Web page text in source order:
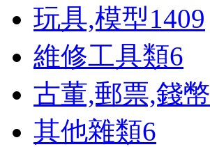
玩具,模型1409
維修工具類6
古董,郵票,錢幣
其他雜類6